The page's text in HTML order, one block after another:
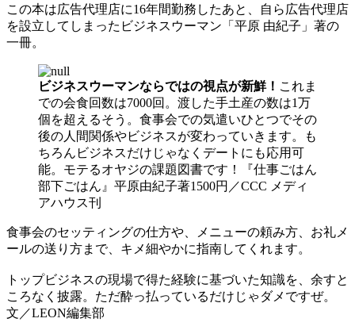
この本は広告代理店に16年間勤務したあと、自ら広告代理店
を設立してしまったビジネスウーマン「平原 由紀子」著の
一冊。
ビジネスウーマンならではの視点が新鮮！ これま
での会食回数は7000回。渡した手土産の数は1万
個を超えるそう。食事会での気遣いひとつでその
後の人間関係やビジネスが変わっていきます。も
ちろんビジネスだけじゃなくデートにも応用可
能。モテるオヤジの課題図書です！『仕事ごはん
部下ごはん』平原由紀子著1500円／CCC メディ
アハウス刊
食事会のセッティングの仕方や、メニューの頼み方、お礼メ
ールの送り方まで、キメ細やかに指南してくれます。
トップビジネスの現場で得た経験に基づいた知識を、余すと
ころなく披露。ただ酔っ払っているだけじゃダメですぜ。
文／LEON編集部